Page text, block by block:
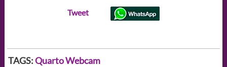
Tweet
TAGS:QuartoWebcam